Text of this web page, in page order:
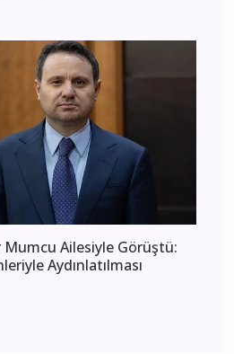
Mumcu Ailesiyle Görüştü:
Aydınlatılması